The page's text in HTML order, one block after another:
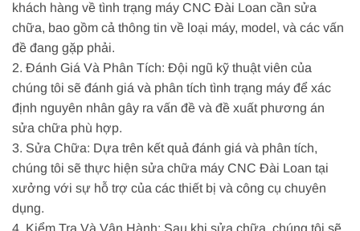
khách hàng về tình trạng máy CNC Đài Loan cần sửa
chữa, bao gồm cả thông tin về loại máy, model, và các vấn
đề đang gặp phải.
2. Đánh Giá Và Phân Tích: Đội ngũ kỹ thuật viên của
chúng tôi sẽ đánh giá và phân tích tình trạng máy để xác
định nguyên nhân gây ra vấn đề và đề xuất phương án
sửa chữa phù hợp.
3. Sửa Chữa: Dựa trên kết quả đánh giá và phân tích,
chúng tôi sẽ thực hiện sửa chữa máy CNC Đài Loan tại
xưởng với sự hỗ trợ của các thiết bị và công cụ chuyên
dụng.